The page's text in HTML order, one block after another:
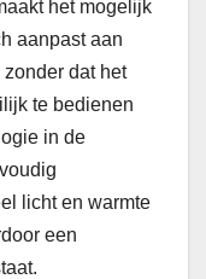
het mogelijk
aanpast aan
dat het
te bedienen
in de
licht en warmte
een